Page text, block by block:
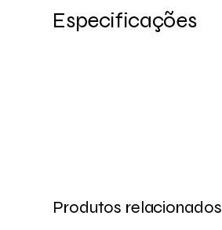
Especificações
Produtos relacionados